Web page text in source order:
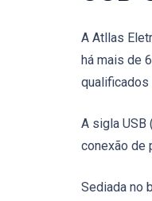
A Atllas
há mais de
qualificados
A sigla USB
conexão de
Sediada no